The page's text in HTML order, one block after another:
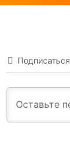
Подписаться